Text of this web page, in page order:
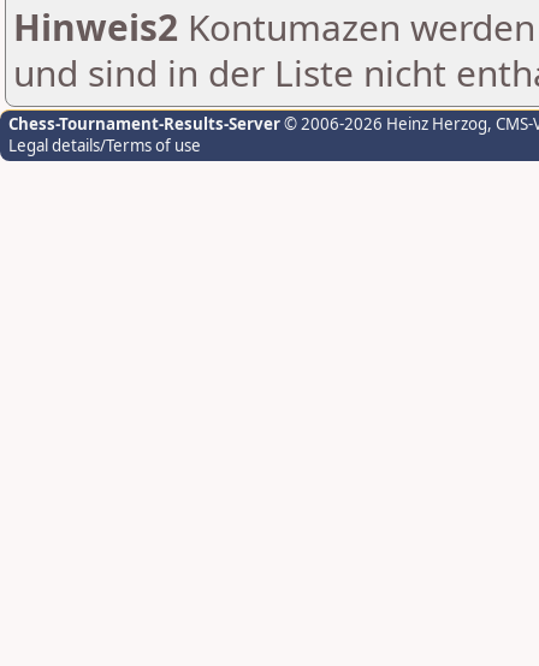
Hinweis2 Kontumazen
und sind in der Liste nicht
Chess-Tournament-Results-Server© 2006-2026 Heinz Herzog,
Legal details/Terms of use